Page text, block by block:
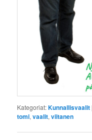
Kategoriat:Kunnallisvaalit
tomi,vaalit,viitanen